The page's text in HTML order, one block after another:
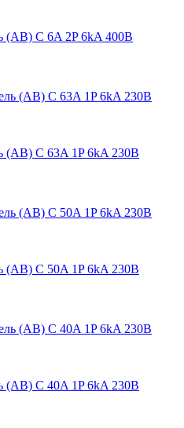
(АВ) C 6A 2P 6kA 400В
(АВ) C 63A 1P 6kA 230В
(АВ) C 50A 1P 6kA 230В
(АВ) C 40A 1P 6kA 230В